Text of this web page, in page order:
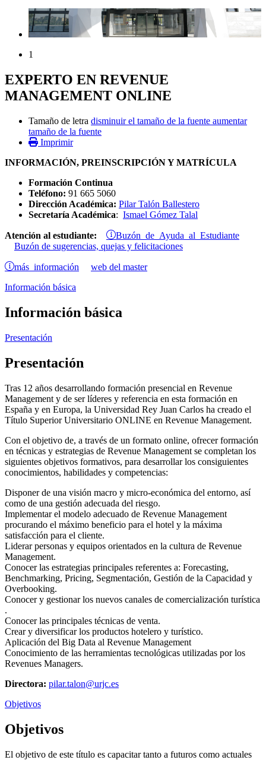
1
EXPERTO EN REVENUE
MANAGEMENT ONLINE
Tamaño de letra disminuir el tamaño de la fuente aumentar
tamaño de la fuente
Imprimir
INFORMACIÓN, PREINSCRIPCIÓN Y MATRÍCULA
Formación Continua
Teléfono: 91 665 5060
Dirección Académica: Pilar Talón Ballestero
Secretaría Académica: Ismael Gómez Talal
Atención al estudiante: Buzón de Ayuda al Estudiante
Buzón de sugerencias, quejas y felicitaciones
más información
web del master
Información básica
Información básica
Presentación
Presentación
Tras 12 años desarrollando formación presencial en Revenue
Management y de ser líderes y referencia en esta formación en
España y en Europa, la Universidad Rey Juan Carlos ha creado el
Título Superior Universitario ONLINE en Revenue Management.
Con el objetivo de, a través de un formato online, ofrecer formación
en técnicas y estrategias de Revenue Management se completan los
siguientes objetivos formativos, para desarrollar los consiguientes
conocimientos, habilidades y competencias:
Disponer de una visión macro y micro-económica del entorno, así
como de una gestión adecuada del riesgo.
Implementar el modelo adecuado de Revenue Management
procurando el máximo beneficio para el hotel y la máxima
satisfacción para el cliente.
Liderar personas y equipos orientados en la cultura de Revenue
Management.
Conocer las estrategias principales referentes a: Forecasting,
Benchmarking, Pricing, Segmentación, Gestión de la Capacidad y
Overbooking.
Conocer y gestionar los nuevos canales de comercialización turística
.
Conocer las principales técnicas de venta.
Crear y diversificar los productos hotelero y turístico.
Aplicación del Big Data al Revenue Management
Conocimiento de las herramientas tecnológicas utilizadas por los
Revenues Managers.
Directora: pilar.talon@urjc.es
Objetivos
Objetivos
El objetivo de este título es capacitar tanto a futuros como actuales